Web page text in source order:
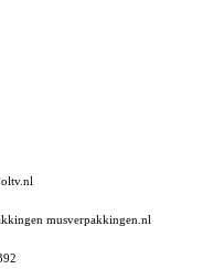
musverpakkingen.nl